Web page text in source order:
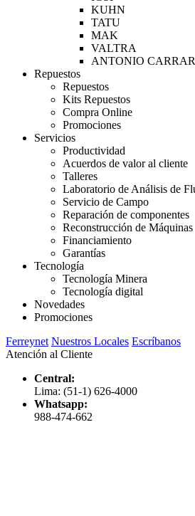
KUHN
TATU
MAK
VALTRA
ANTONIO
Repuestos
Repuestos
Kits Repuestos
Compra Online
Promociones
Servicios
Productividad
Acuerdos de valor al cliente
Talleres
Laboratorio de Análisis de
Servicio de Campo
Reparación de componentes
Reconstrucción de Máquinas
Financiamiento
Garantías
Tecnología
Tecnología Minera
Tecnología digital
Novedades
Promociones
Ferreynet Nuestros Locales Escríbanos
Atención al Cliente
Central:
Lima: (51-1) 626-4000
Whatsapp:
988-474-662